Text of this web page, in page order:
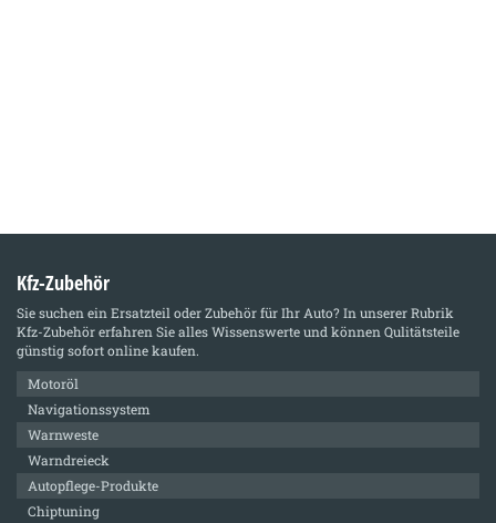
Kfz-Zubehör
Sie suchen ein Ersatzteil oder Zubehör für Ihr Auto? In unserer Rubrik
Kfz-Zubehörerfahren Sie alles Wissenswerte und können Qulitätsteile
günstig sofort online kaufen.
Motoröl
Navigationssystem
Warnweste
Warndreieck
Autopflege-Produkte
Chiptuning